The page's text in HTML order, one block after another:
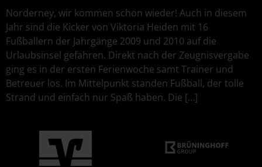
Norderney, wir kommen schon wieder! Auch in diesem
Jahr sind die Kicker von Viktoria Heiden mit 16
Fußballern der Jahrgänge 2009 und 2010 auf die
Urlaubsinsel gefahren. Direkt nach der Zeugnisvergabe
ging es in der ersten Ferienwoche samt Trainer und
Betreuer los. Im Mittelpunkt standen Fußball, der tolle
Strand und einfach nur Spaß haben. Die […]